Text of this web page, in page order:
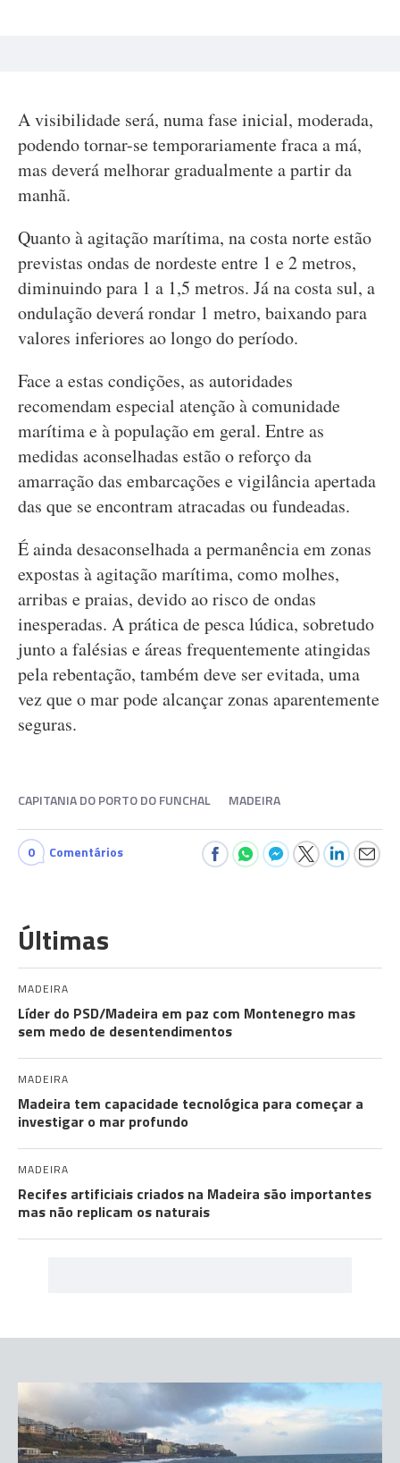
A visibilidade será, numa fase inicial, moderada,
podendo tornar-se temporariamente fraca a má,
mas deverá melhorar gradualmente a partir da
manhã.
Quanto à agitação marítima, na costa norte estão
previstas ondas de nordeste entre 1 e 2 metros,
diminuindo para 1 a 1,5 metros. Já na costa sul, a
ondulação deverá rondar 1 metro, baixando para
valores inferiores ao longo do período.
Face a estas condições, as autoridades
recomendam especial atenção à comunidade
marítima e à população em geral. Entre as
medidas aconselhadas estão o reforço da
amarração das embarcações e vigilância apertada
das que se encontram atracadas ou fundeadas.
É ainda desaconselhada a permanência em zonas
expostas à agitação marítima, como molhes,
arribas e praias, devido ao risco de ondas
inesperadas. A prática de pesca lúdica, sobretudo
junto a falésias e áreas frequentemente atingidas
pela rebentação, também deve ser evitada, uma
vez que o mar pode alcançar zonas aparentemente
seguras.
CAPITANIA DO PORTO DO FUNCHAL MADEIRA
0 Comentários
Últimas
MADEIRA
Líder do PSD/Madeira em paz com Montenegro mas
sem medo de desentendimentos
MADEIRA
Madeira tem capacidade tecnológica para começar a
investigar o mar profundo
MADEIRA
Recifes artificiais criados na Madeira são importantes
mas não replicam os naturais